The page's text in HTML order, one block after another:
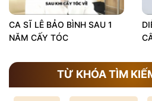
CA SĨ LÊ BẢO BÌNH SAU 1
NĂM CẤY TÓC
TỪ KHÓA TÌM